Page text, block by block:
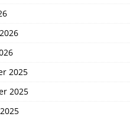
2025
2025